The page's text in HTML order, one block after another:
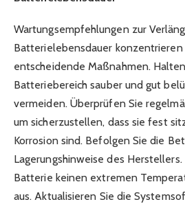
Wartungsempfehlungen zur
Batterielebensdauer konzentrieren
entscheidende Maßnahmen.
Batteriebereich sauber und gut
vermeiden. Überprüfen Sie
um sicherzustellen, dass sie fest
Korrosion sind. Befolgen Sie die
Lagerungshinweise des
Batterie keinen extremen
aus. Aktualisieren Sie die